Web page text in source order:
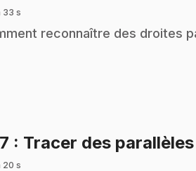
33 s
reconnaître des droites
: Tracer des parallèles.
20 s